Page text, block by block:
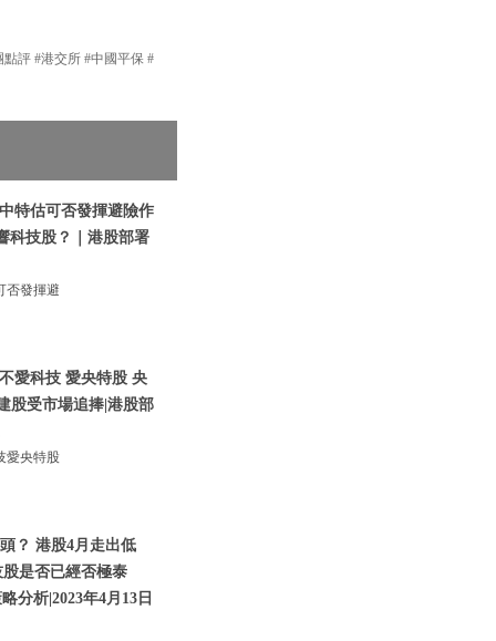
評 #港交所 #中國平保 #
特估可否發揮避險作
科技股？｜港股部署
否發揮避
愛科技 愛央特股 央
股受市場追捧|港股部
愛央特股
？ 港股4月走出低
是否已經否極泰
分析|2023年4月13日